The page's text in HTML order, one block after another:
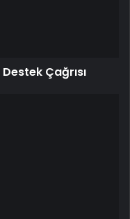
Çağrısı